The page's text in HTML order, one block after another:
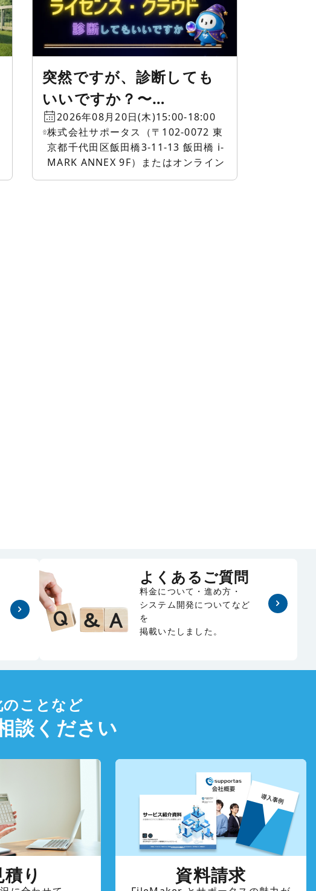
突然ですが、診断しても
いいですか？〜
FileMaker ライセンス・
クラウド相談会〜
2026年08月20日(木)15:00-18:00
株式会社サポータス（〒102-0072 東
京都千代田区飯田橋3-11-13 飯田橋 i-
MARK ANNEX 9F）またはオンライン
よくあるご質問
料金について・進め方・
システム開発についてなど
を
掲載いたしました。
ことなど
談ください
り 資料請求